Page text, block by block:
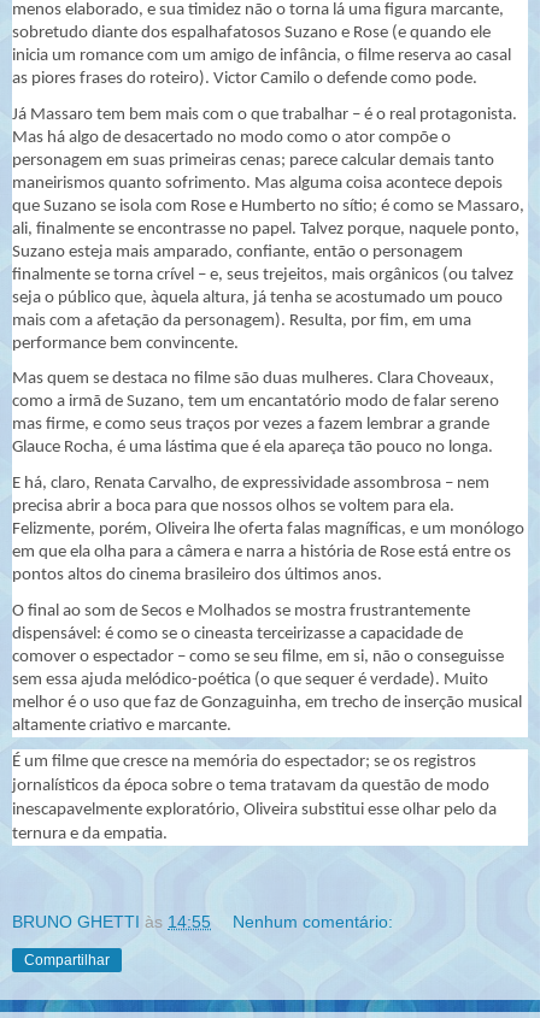
menos elaborado, e sua timidez não o torna lá uma figura marcante,
sobretudo diante dos espalhafatosos Suzano e Rose (e quando ele
inicia um romance com um amigo de infância, o filme reserva ao casal
as piores frases do roteiro). Victor Camilo o defende como pode.
Já Massaro tem bem mais com o que trabalhar – é o real protagonista.
Mas há algo de desacertado no modo como o ator compõe o
personagem em suas primeiras cenas; parece calcular demais tanto
maneirismos quanto sofrimento. Mas alguma coisa acontece depois
que Suzano se isola com Rose e Humberto no sítio; é como se Massaro,
ali, finalmente se encontrasse no papel. Talvez porque, naquele ponto,
Suzano esteja mais amparado, confiante, então o personagem
finalmente se torna crível – e, seus trejeitos, mais orgânicos (ou talvez
seja o público que, àquela altura, já tenha se acostumado um pouco
mais com a afetação da personagem). Resulta, por fim, em uma
performance bem convincente.
Mas quem se destaca no filme são duas mulheres. Clara Choveaux,
como a irmã de Suzano, tem um encantatório modo de falar sereno
mas firme, e como seus traços por vezes a fazem lembrar a grande
Glauce Rocha, é uma lástima que é ela apareça tão pouco no longa.
E há, claro, Renata Carvalho, de expressividade assombrosa – nem
precisa abrir a boca para que nossos olhos se voltem para ela.
Felizmente, porém, Oliveira lhe oferta falas magníficas, e um monólogo
em que ela olha para a câmera e narra a história de Rose está entre os
pontos altos do cinema brasileiro dos últimos anos.
O final ao som de Secos e Molhados se mostra frustrantemente
dispensável: é como se o cineasta terceirizasse a capacidade de
comover o espectador – como se seu filme, em si, não o conseguisse
sem essa ajuda melódico-poética (o que sequer é verdade). Muito
melhor é o uso que faz de Gonzaguinha, em trecho de inserção musical
altamente criativo e marcante.
É um filme que cresce na memória do espectador; se os registros
jornalísticos da época sobre o tema tratavam da questão de modo
inescapavelmente exploratório, Oliveira substitui esse olhar pelo da
ternura e da empatia.
BRUNO GHETTI às 14:55 Nenhum comentário:
Compartilhar